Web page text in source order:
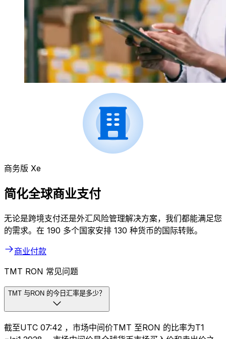
商务版 Xe
简化全球商业支付
无论是跨境支付还是外汇风险管理解决方案，我们都能满足您
的需求。在 190 多个国家安排 130 种货币的国际转账。
商业付款
TMT RON 常见问题
TMT 与RON 的今日汇率是多少？
截至UTC 07:42 ，市场中间价TMT 至RON 的比率为T1